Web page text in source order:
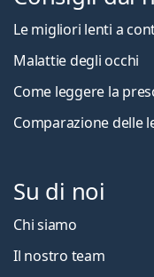
Le migliori lenti a
Malattie degli occhi
Come leggere la
Comparazione delle
Su di noi
Chi siamo
Il nostro team